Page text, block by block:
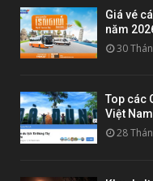
Giá vé
năm
30
Top các
Việt
28